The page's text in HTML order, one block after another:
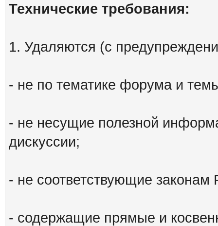
Технические требования:
1. Удаляются (с
- не по тематике форума и
- не несущие полезной
дискуссии;
- не соответствующие законам
- содержащие прямые и